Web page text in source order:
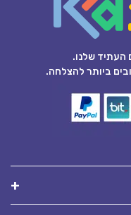
העתיד שלנו.
ביותר להצלחה.